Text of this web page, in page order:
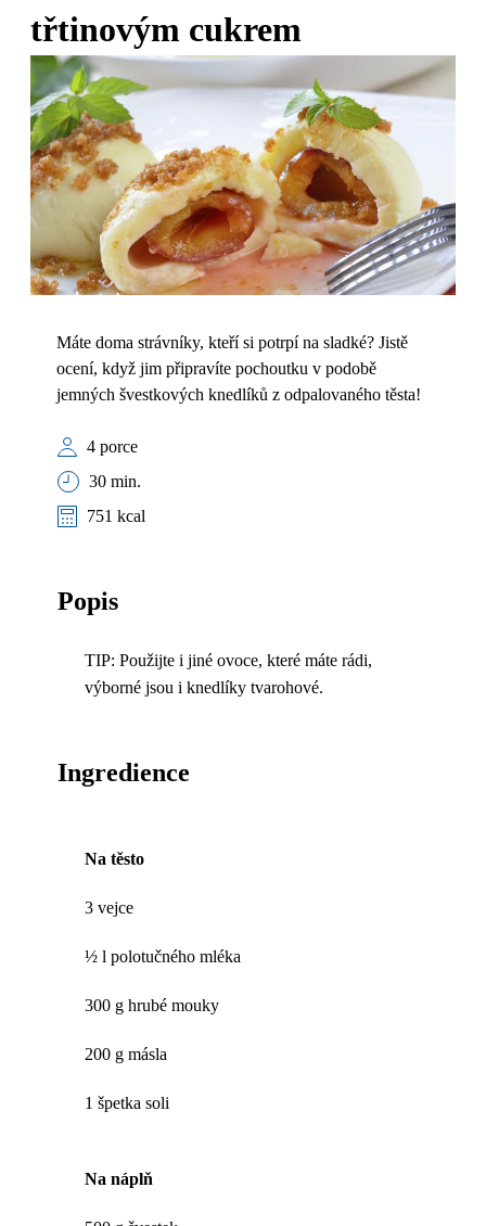
třtinovým cukrem
Máte doma strávníky, kteří si potrpí na sladké? Jistě
ocení, když jim připravíte pochoutku v podobě
jemných švestkových knedlíků z odpalovaného těsta!
4 porce
30 min.
751 kcal
Popis
TIP: Použijte i jiné ovoce, které máte rádi,
výborné jsou i knedlíky tvarohové.
Ingredience
Na těsto
3 vejce
½ l polotučného mléka
300 g hrubé mouky
200 g másla
1 špetka soli
Na náplň